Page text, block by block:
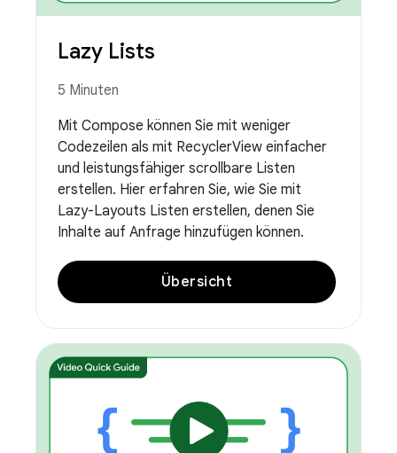
Lazy Lists
5 Minuten
Mit Compose können Sie mit weniger
Codezeilen als mit RecyclerView einfacher
und leistungsfähiger scrollbare Listen
erstellen. Hier erfahren Sie, wie Sie mit
Lazy-Layouts Listen erstellen, denen Sie
Inhalte auf Anfrage hinzufügen können.
Übersicht